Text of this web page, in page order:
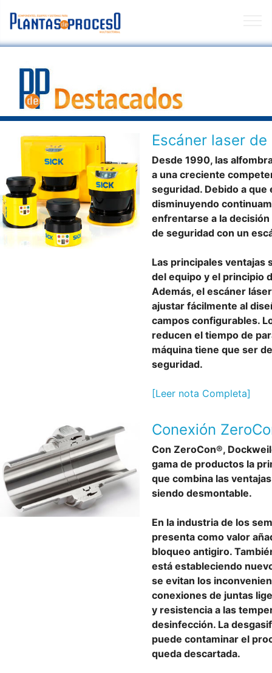
Escáner laser
Desde 1990, las
a una creciente
seguridad. Debido a
disminuyendo
enfrentarse a la
de seguridad con un
Las principales ventajas
del equipo y el principio
Además, el escáner
ajustar fácilmente al
campos configurables.
reducen el tiempo de
máquina tiene que ser
seguridad.
[Leer nota Completa]
Conexión
Con ZeroCon®,
gama de productos la
que combina las
siendo desmontable.
En la industria de los
presenta como valor
bloqueo antigiro.
está estableciendo
se evitan los
conexiones de juntas
y resistencia a las
desinfección. La
puede contaminar el
queda descartada.